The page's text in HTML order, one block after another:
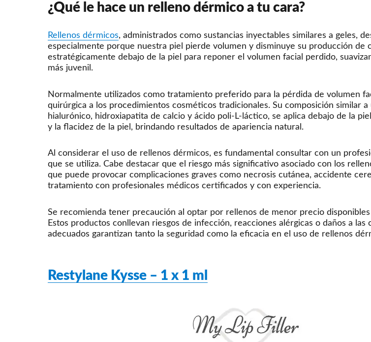
¿Qué le hace un relleno dérmico a tu cara?
Rellenos dérmicos, administrados como sustancias inyectables similares a geles,
especialmente porque nuestra piel pierde volumen y disminuye su producción de
estratégicamente debajo de la piel para reponer el volumen facial perdido,
más juvenil.
Normalmente utilizados como tratamiento preferido para la pérdida de volumen
quirúrgica a los procedimientos cosméticos tradicionales. Su composición similar
hialurónico, hidroxiapatita de calcio y ácido poli-L-láctico, se aplica debajo de la
y la flacidez de la piel, brindando resultados de apariencia natural.
Al considerar el uso de rellenos dérmicos, es fundamental consultar con un
que se utiliza. Cabe destacar que el riesgo más significativo asociado con los
que puede provocar complicaciones graves como necrosis cutánea, accidente
tratamiento con profesionales médicos certificados y con experiencia.
Se recomienda tener precaución al optar por rellenos de menor precio
Estos productos conllevan riesgos de infección, reacciones alérgicas o daños a
adecuados garantizan tanto la seguridad como la eficacia en el uso de rellenos
Restylane Kysse – 1 x 1 ml